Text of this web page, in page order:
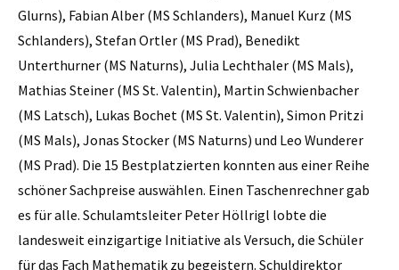
Glurns), Fabian Alber (MS Schlanders), Manuel Kurz (MS
Schlanders), Stefan Ortler (MS Prad), Benedikt
Unterthurner (MS Naturns), Julia Lechthaler (MS Mals),
Mathias Steiner (MS St. Valentin), Martin Schwienbacher
(MS Latsch), Lukas Bochet (MS St. Valentin), Simon Pritzi
(MS Mals), Jonas Stocker (MS Naturns) und Leo Wunderer
(MS Prad). Die 15 Bestplatzierten konnten aus einer Reihe
schöner Sachpreise auswählen. Einen Taschenrechner gab
es für alle. Schulamtsleiter Peter Höllrigl lobte die
landesweit einzigartige Initiative als Versuch, die Schüler
für das Fach Mathematik zu begeistern. Schuldirektor